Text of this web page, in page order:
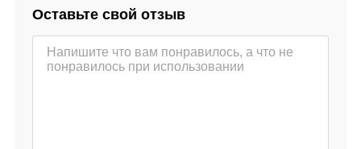
Оставьте свой отзыв